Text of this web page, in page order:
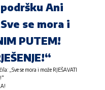
Ani
se mora i
PUTEM!
„Sve se mora i može RJEŠAVATI